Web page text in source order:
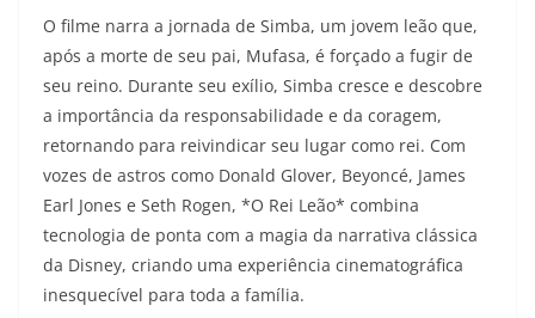
O filme narra a jornada de Simba, um jovem leão que,
após a morte de seu pai, Mufasa, é forçado a fugir de
seu reino. Durante seu exílio, Simba cresce e descobre
a importância da responsabilidade e da coragem,
retornando para reivindicar seu lugar como rei. Com
vozes de astros como Donald Glover, Beyoncé, James
Earl Jones e Seth Rogen, *O Rei Leão* combina
tecnologia de ponta com a magia da narrativa clássica
da Disney, criando uma experiência cinematográfica
inesquecível para toda a família.